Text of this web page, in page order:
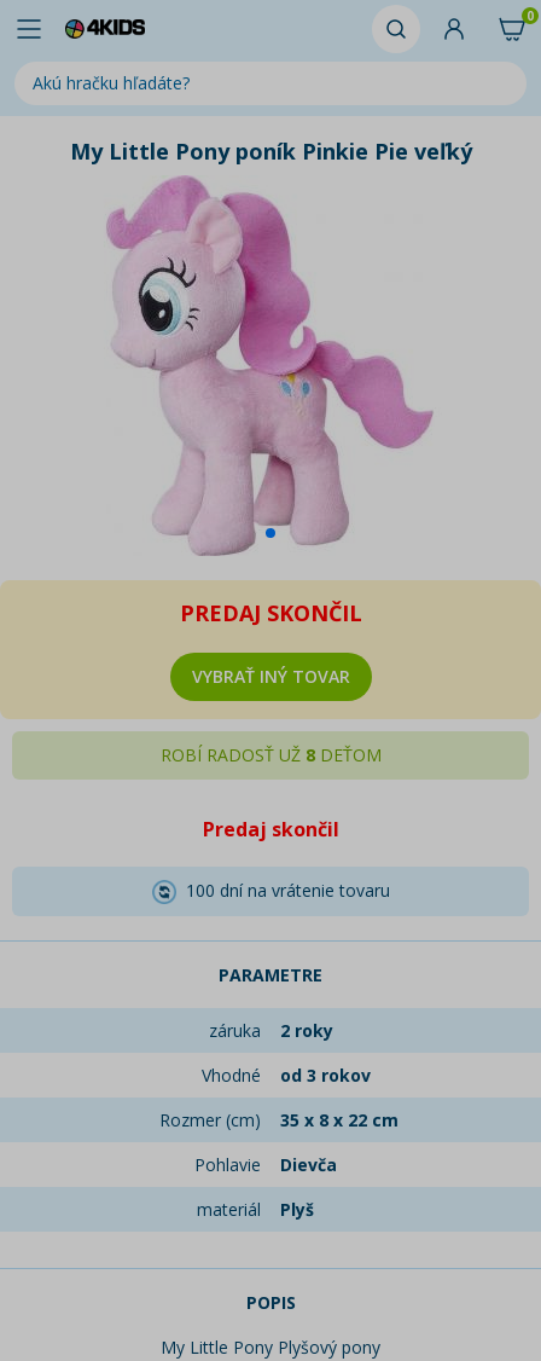
0
My Little Pony poník Pinkie Pie veľký
PREDAJ SKONČIL
VYBRAŤ INÝ TOVAR
ROBÍ RADOSŤ UŽ 8DEŤOM
Predaj skončil
100 dní na vrátenie tovaru
PARAMETRE
záruka
2 roky
Vhodné
od 3 rokov
Rozmer (cm)
35 x 8 x 22 cm
Pohlavie
Dievča
materiál
Plyš
POPIS
My Little Pony Plyšový pony